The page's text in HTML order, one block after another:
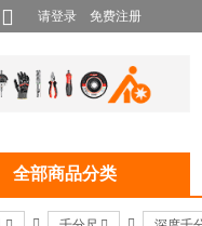
请登录 免费注册
全部商品分类